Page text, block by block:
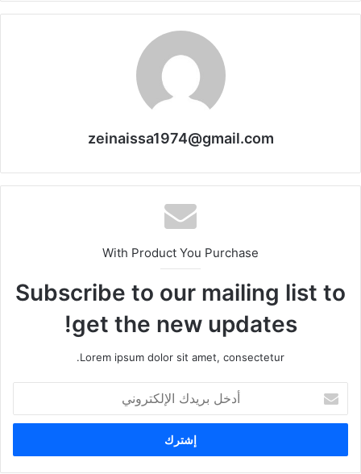
zeinaissa1974@gmail.com
With Product You Purchase
Subscribe to our mailing list to
get the new updates!
Lorem ipsum dolor sit amet, consectetur.
بريدك
الإلكتروني